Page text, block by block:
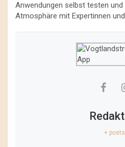
Anwendungen selbst testen
Atmosphäre mit Expertinnen
+ posts